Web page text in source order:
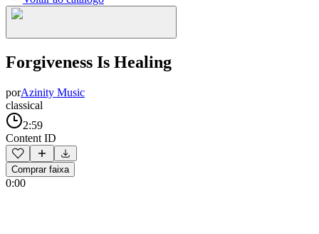
Forgiveness Is Healing
porAzinity Music
classical
2:59
Content ID
Comprar faixa
0:00